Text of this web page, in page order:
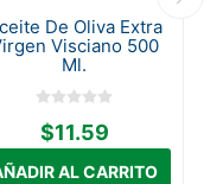
De Oliva Extra
Visciano 500
Ml.
$11.59